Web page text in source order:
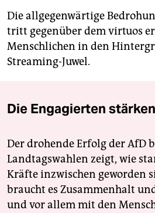
Die allgegenwärtige
tritt gegenüber dem virtuos
Menschlichen in den
Streaming-Juwel.
Die Engagierten stärken
Der drohende Erfolg der AfD
Landtagswahlen zeigt, wie
Kräfte inzwischen geworden
braucht es Zusammenhalt
und vor allem mit den